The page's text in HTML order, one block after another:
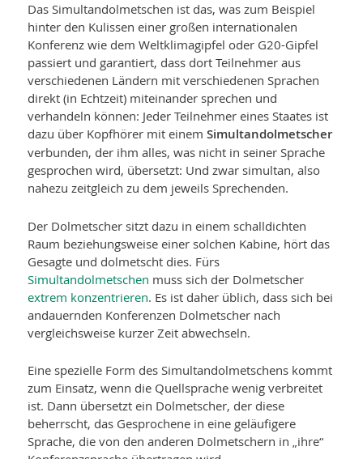
Das Simultandolmetschen ist das, was zum Beispiel
hinter den Kulissen einer großen internationalen
Konferenz wie dem Weltklimagipfel oder G20-Gipfel
passiert und garantiert, dass dort Teilnehmer aus
verschiedenen Ländern mit verschiedenen Sprachen
direkt (in Echtzeit) miteinander sprechen und
verhandeln können: Jeder Teilnehmer eines Staates ist
dazu über Kopfhörer mit einemSimultandolmetscher
verbunden, der ihm alles, was nicht in seiner Sprache
gesprochen wird, übersetzt: Und zwar simultan, also
nahezu zeitgleich zu dem jeweils Sprechenden.
Der Dolmetscher sitzt dazu in einem schalldichten
Raum beziehungs­weise einer solchen Kabine, hört das
Gesagte und dolmetscht dies. Fürs
Simultandolmetschen muss sich der Dolmetscher
extrem konzentrieren. Es ist daher üblich, dass sich bei
andauernden Konferenzen Dolmetscher nach
vergleichsweise kurzer Zeit abwechseln.
Eine spezielle Form des Simultandolmetschens kommt
zum Einsatz, wenn die Quellsprache wenig verbreitet
ist. Dann übersetzt ein Dolmetscher, der diese
beherrscht, das Gesprochene in eine geläufigere
Sprache, die von den anderen Dolmetschern in „ihre“